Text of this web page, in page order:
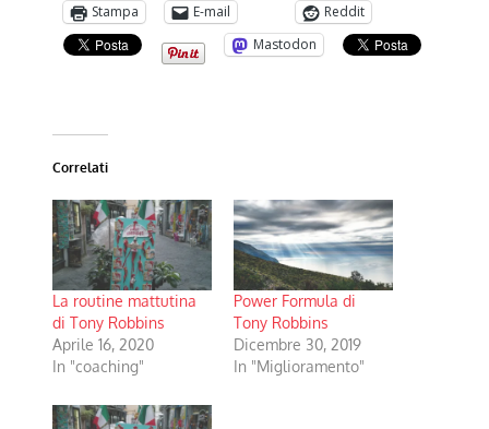
Stampa E-mail
Reddit
Mastodon
Correlati
La routine mattutina
di Tony Robbins
Aprile 16, 2020
In "coaching"
Power Formula di
Tony Robbins
Dicembre 30, 2019
In "Miglioramento"